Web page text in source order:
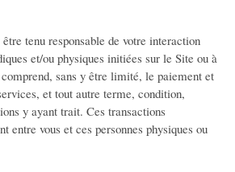
tenu responsable de votre interaction
et/ou physiques initiées sur le Site ou à
sans y être limité, le paiement et
et tout autre terme, condition,
y ayant trait. Ces transactions
entre vous et ces personnes physiques ou